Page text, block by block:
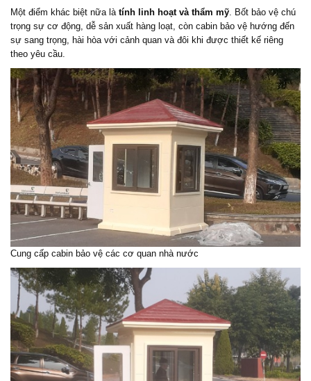
Một điểm khác biệt nữa là tính linh hoạt và thẩm mỹ . Bốt bảo vệ chú
trọng sự cơ động, dễ sản xuất hàng loạt, còn cabin bảo vệ hướng đến
sự sang trọng, hài hòa với cảnh quan và đôi khi được thiết kế riêng
theo yêu cầu.
Cung cấp cabin bảo vệ các cơ quan nhà nước